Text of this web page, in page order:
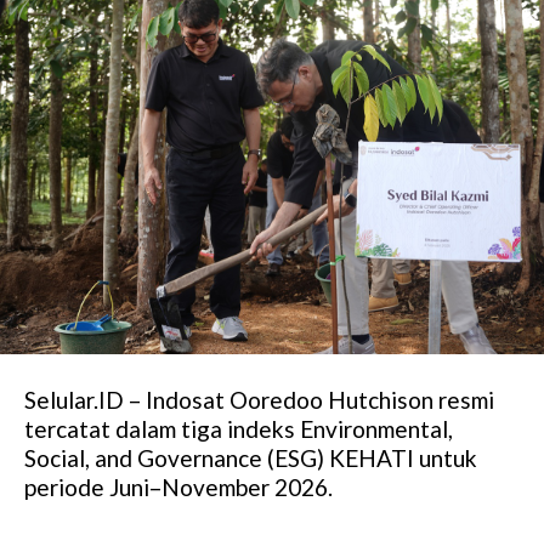
Selular.ID – Indosat Ooredoo Hutchison resmi
tercatat dalam tiga indeks Environmental,
Social, and Governance (ESG) KEHATI untuk
periode Juni–November 2026.